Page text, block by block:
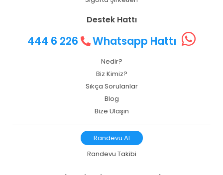
Destek Hattı
444 6 226 Whatsapp Hattı
Nedir?
Biz Kimiz?
Sıkça Sorulanlar
Blog
Bize Ulaşın
Randevu Al
Randevu Takibi